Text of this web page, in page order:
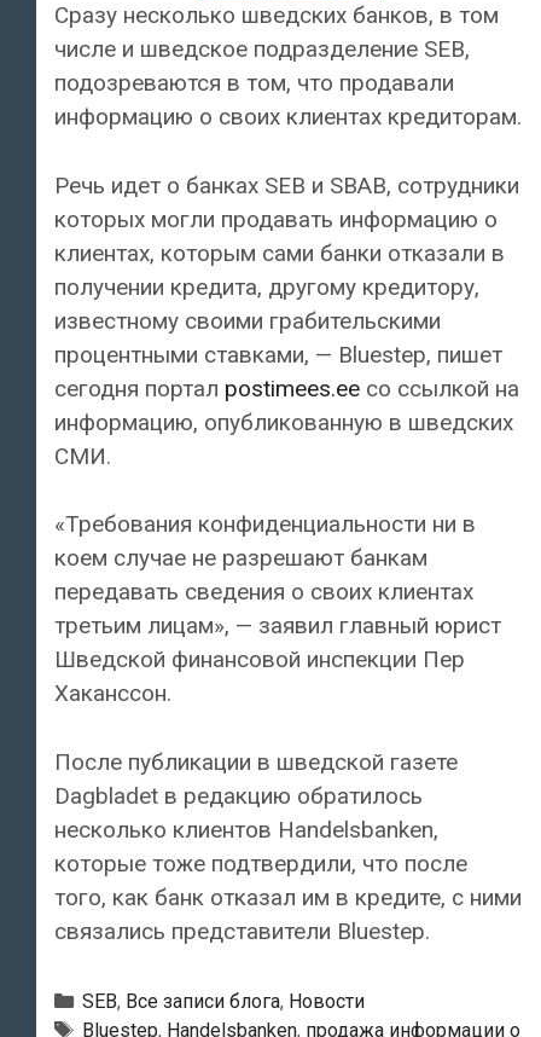
Сразу несколько шведских банков, в том
числе и шведское подразделение SEB,
подозреваются в том, что продавали
информацию о своих клиентах кредиторам.
Речь идет о банках SEB и SBAB, сотрудники
которых могли продавать информацию о
клиентах, которым сами банки отказали в
получении кредита, другому кредитору,
известному своими грабительскими
процентными ставками, — Bluestep, пишет
сегодня портал postimees.ee со ссылкой на
информацию, опубликованную в шведских
СМИ.
«Требования конфиденциальности ни в
коем случае не разрешают банкам
передавать сведения о своих клиентах
третьим лицам», — заявил главный юрист
Шведской финансовой инспекции Пер
Хаканссон.
После публикации в шведской газете
Dagbladet в редакцию обратилось
несколько клиентов Handelsbanken,
которые тоже подтвердили, что после
того, как банк отказал им в кредите, с ними
связались представители Bluestep.
Рубрики
SEB, Все записи блога, Новости
Тэги
Bluestep, Handelsbanken, продажа информации о